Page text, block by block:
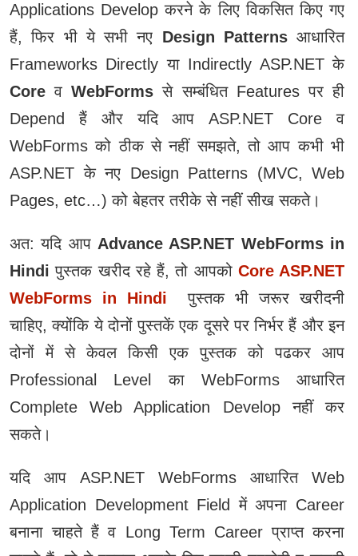
Applications Develop करने के लिए विकसित किए गए
हैं, फिर भी ये सभी नए Design Patternsआधारित
Frameworks Directly या Indirectly ASP.NET के
Core वWebForms से सम्‍बंधित Features पर ही
Depend हैं और यदि आप ASP.NET Core व
WebForms को ठीक से नहीं समझते, तो आप कभी भी
ASP.NET के नए Design Patterns (MVC, Web
Pages, etc…) को बेहतर तरीके से नहीं सीख सकते।
अत: यदि आप Advance ASP.NET WebForms in
Hindi पुस्‍तक खरीद रहे हैं, तो आपको Core ASP.NET
WebForms in Hindi पुस्‍तक भी जरूर खरीदनी
चाहिए, क्‍योंकि ये दोनों पुस्‍तकें एक दूसरे पर निर्भर हैं और इन
दोनों में से केवल किसी एक पुस्‍तक को पढकर आप
Professional Level का WebForms आधारित
Complete Web Application Develop नहीं कर
सकते।
यदि आप ASP.NET WebForms आधारित Web
Application Development Field में अपना Career
बनाना चाहते हैं व Long Term Career प्राप्‍त करना